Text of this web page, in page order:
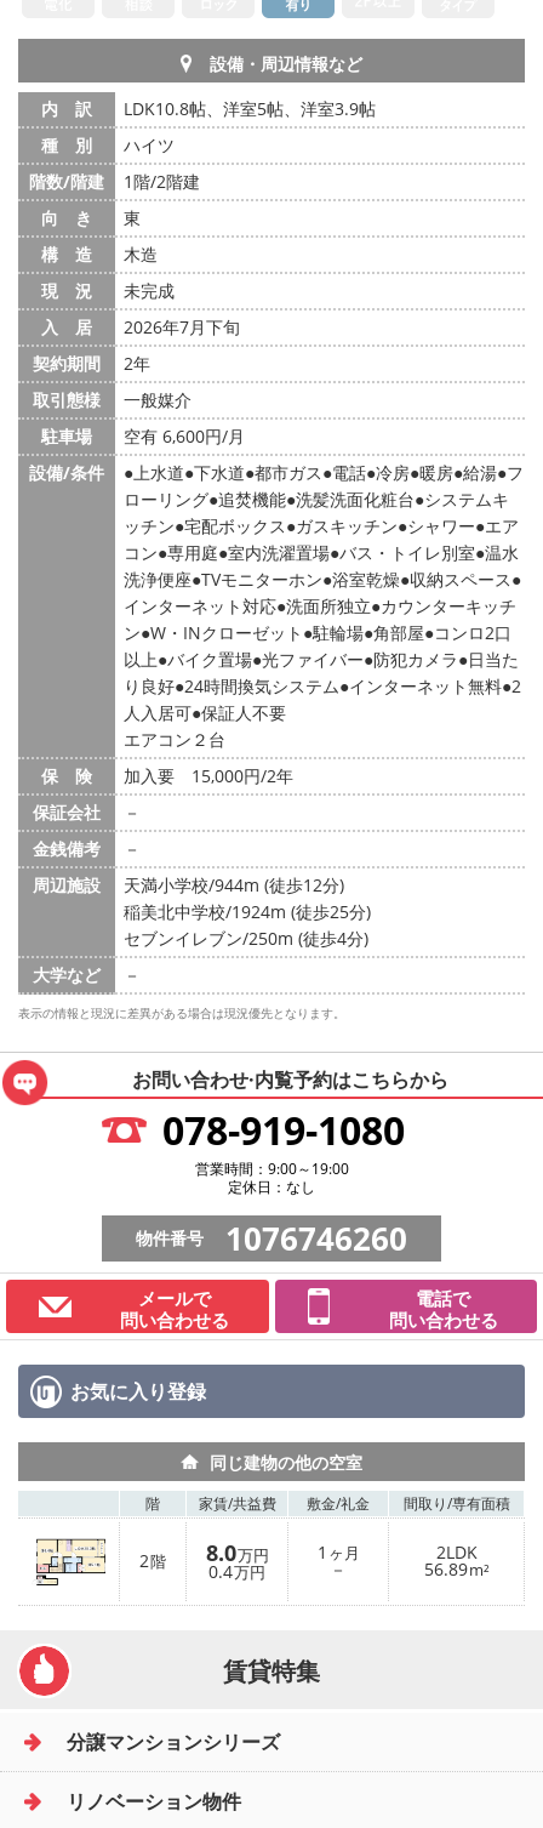
設備・周辺情報など
内 訳
LDK10.8帖、洋室5帖、洋室3.9帖
種 別
ハイツ
階数/階建
1階/2階建
向 き
東
構 造
木造
現 況
未完成
入 居
2026年7月下旬
契約期間
2年
取引態様
一般媒介
駐車場
空有 6,600円/月
設備/条件
上水道 下水道 都市ガス 電話 冷房 暖房 給湯 フ
ローリング 追焚機能 洗髪洗面化粧台 システムキ
ッチン 宅配ボックス ガスキッチン シャワー エア
コン 専用庭 室内洗濯置場 バス・トイレ別室 温水
洗浄便座 TVモニターホン 浴室乾燥 収納スペース
インターネット対応 洗面所独立 カウンターキッチ
ン W・INクローゼット 駐輪場 角部屋 コンロ2口
以上 バイク置場 光ファイバー 防犯カメラ
日当た
り良好 24時間換気システム インターネット無料 2
人入居可 保証人不要
エアコン２台
保 険
加入要 15,000円/2年
保証会社
－
金銭備考
－
周辺施設
天満小学校/944m (徒歩12分)
稲美北中学校/1924m (徒歩25分)
セブンイレブン/250m (徒歩4分)
大学など
－
表示の情報と現況に差異がある場合は現況優先となります。
お問い合わせ·内覧予約はこちらから
078-919-1080
営業時間：9:00～19:00
定休日：なし
物件番号 1076746260
メールで
問い合わせる
電話で
問い合わせる
お気に入り登録
同じ建物の他の空室
階 家賃/共益費 敷金/礼金 間取り/専有面積
2階 8.0万円
0.4万円
1 ヶ月
－
2LDK
56.89m²
賃貸特集
分譲マンションシリーズ
リノベーション物件